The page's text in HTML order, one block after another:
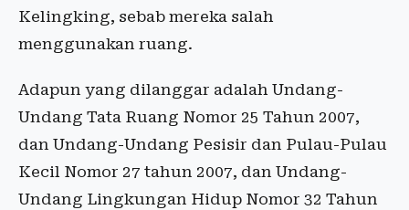
Kelingking, sebab mereka salah
menggunakan ruang.
Adapun yang dilanggar adalah Undang-
Undang Tata Ruang Nomor 25 Tahun 2007,
dan Undang-Undang Pesisir dan Pulau-Pulau
Kecil Nomor 27 tahun 2007, dan Undang-
Undang Lingkungan Hidup Nomor 32 Tahun